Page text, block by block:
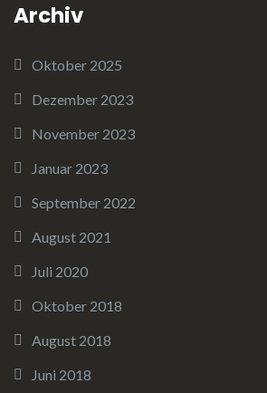
Archiv
Oktober 2025
Dezember 2023
November 2023
Januar 2023
September 2022
August 2021
Juli 2020
Oktober 2018
August 2018
Juni 2018